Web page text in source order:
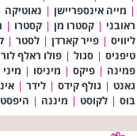
| מייה אינספריישן | נאוטיקה
ראובני | קסטרו מן | קסטרו |
ליוויס | פייר קארדן | לסטר |
טיפניס | סגול | פולו ראלף
פמינה | פיקס | מיניסו |
גאנט | גולף קידס | לידר |
בוס | לקוסט | מיננה |